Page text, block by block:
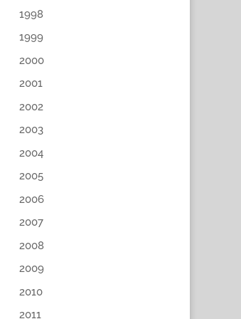
1998
1999
2000
2001
2002
2003
2004
2005
2006
2007
2008
2009
2010
2011